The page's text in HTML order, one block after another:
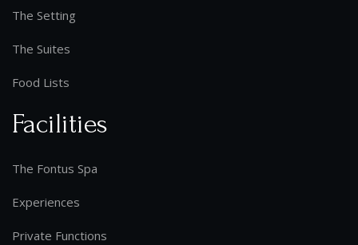
The Setting
The Suites
Food Lists
Facilities
The Fontus Spa
Experiences
Private Functions